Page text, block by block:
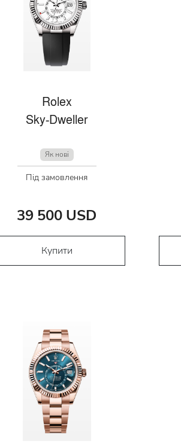
Rolex
Sky-Dweller
Як нові
Під замовлення
39 500 USD
Купити